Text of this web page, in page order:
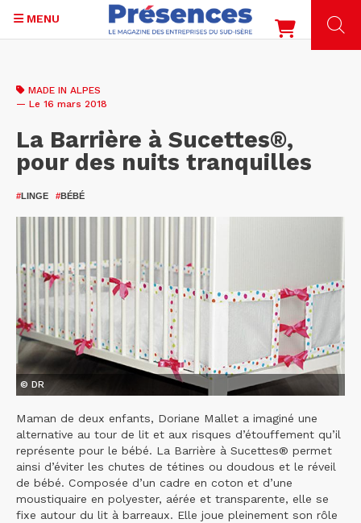
contenu
MENU
MADE IN ALPES
— Le 16 mars 2018
La Barrière à Sucettes®,
pour des nuits tranquilles
#LINGE #BÉBÉ
© DR
Maman de deux enfants, Doriane Mallet a imaginé une
alternative au tour de lit et aux risques d’étouffement qu’il
représente pour le bébé. La Barrière à Sucettes® permet
ainsi d’éviter les chutes de tétines ou doudous et le réveil
de bébé. Composée d’un cadre en coton et d’une
moustiquaire en polyester, aérée et transparente, elle se
fixe autour du lit à barreaux. Elle joue pleinement son rôle